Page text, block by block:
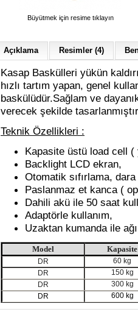
Büyütmek için resime tıklayın
Açıklama Resimler (4)
Kasap Baskülleri yükün
hızlı tartım yapan, genel
baskülüdür.Sağlam ve
verecek şekilde
Teknik Özellikleri :
Kapasite üstü load cell
Backlight LCD ekran,
Otomatik sıfırlama,
Paslanmaz et kanca (
Dahili akü ile 50 saat
Adaptörle kullanım,
Uzaktan kumanda ile
Model Kapasite
DR
60 kg
DR
150 kg
DR
300 kg
DR
600 kg